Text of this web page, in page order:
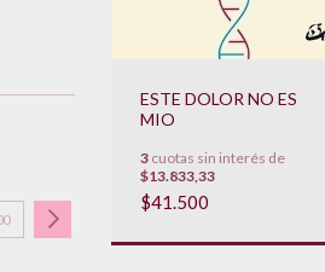
ESTE DOLOR NO ES
MIO
3 cuotas sin interés de
$13.833,33
$41.500